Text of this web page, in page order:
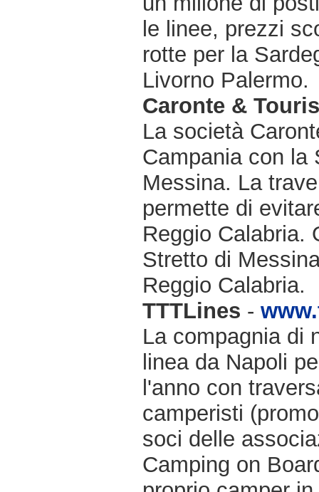
le linee, prezzi
rotte per la
Livorno Palermo.
Caronte &
La società
Campania con la
Messina. La
permette di
Reggio Calabria.
Stretto di
Reggio Calabria.
TTTLines -
La compagnia di
linea da Napoli
l'anno con
camperisti
soci delle
Camping on